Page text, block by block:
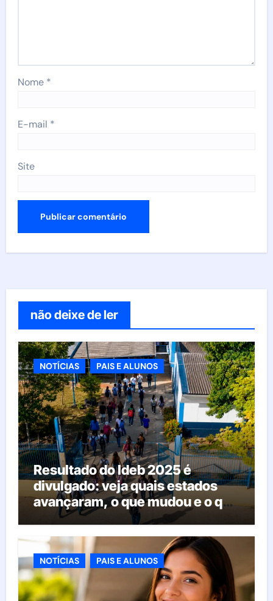
Nome *
E-mail *
Site
não deixe de ler
NOTÍCIAS PAIS E ALUNOS
Resultado do Ideb 2025 é
divulgado: veja quais estados
avançaram, o que mudou e o que
esperar da educação brasileira
NOTÍCIAS PAIS E ALUNOS